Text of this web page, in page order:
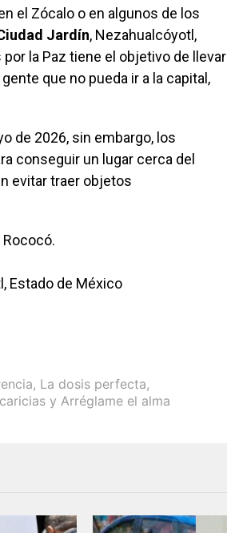
el Zócalo o en algunos de los
Jardín, Nezahualcóyotl,
la Paz tiene el objetivo de llevar
que no pueda ir a la capital,
de 2026, sin embargo, los
conseguir un lugar cerca del
evitar traer objetos
Estado de México
, La dosis perfecta,
y Arréglame el alma